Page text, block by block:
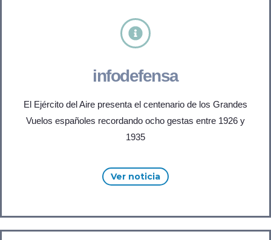
infodefensa
El Ejército del Aire presenta el centenario de los Grandes
Vuelos españoles recordando ocho gestas entre 1926 y
1935
Ver noticia